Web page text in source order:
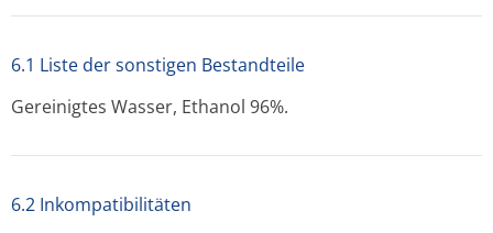
6.1 Liste der sonstigen Bestandteile
Gereinigtes Wasser, Ethanol 96%.
6.2 Inkompatibilitäten